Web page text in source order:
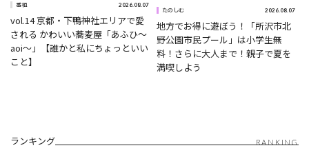
番組 2026.08.07
vol.14 京都・下鴨神社エリアで愛
される かわいい蕎麦屋「あふひ〜
aoi〜」【誰かと私にちょっといい
こと】
たのしむ 2026.08.07
地方でお得に遊ぼう！「所沢市北
野公園市民プール」は小学生無
料！さらに大人まで！親子で夏を
満喫しよう
ランキング RANKING